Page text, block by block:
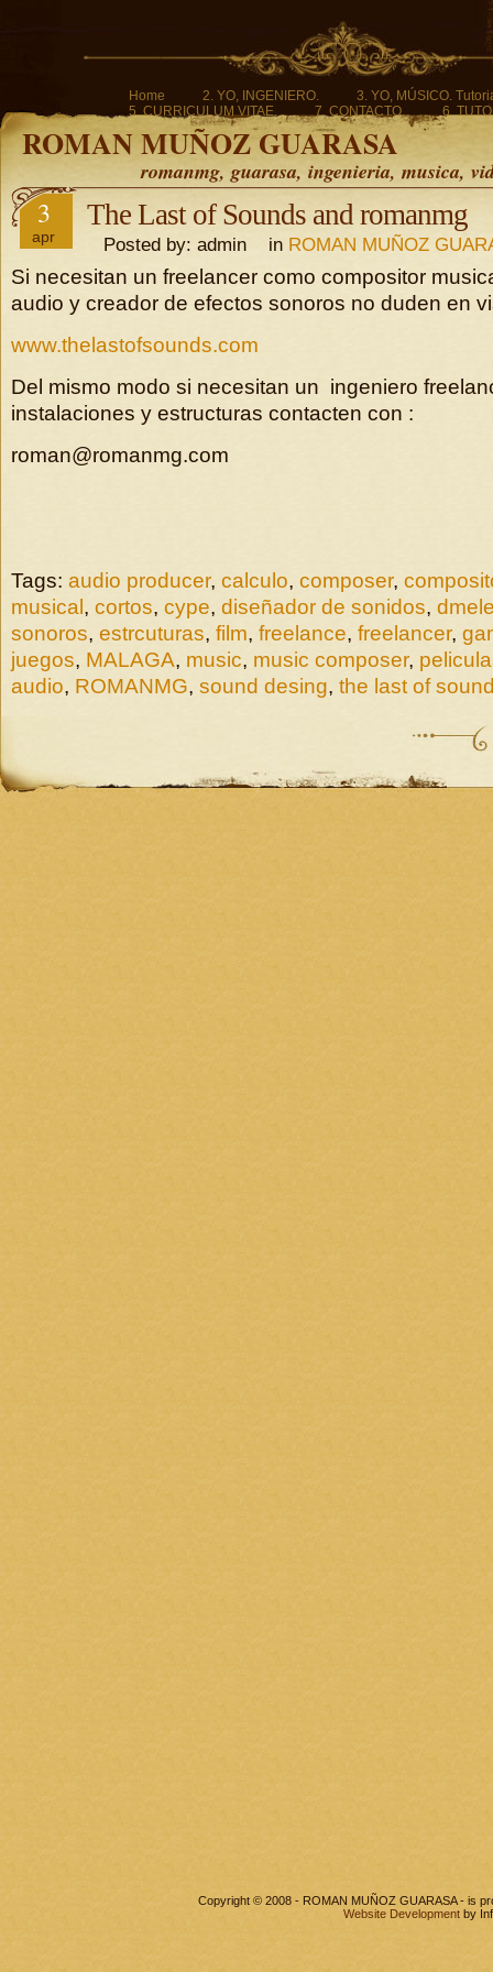
Home 2. YO, INGENIERO.
3. YO, MÚSICO.
5. CURRICULUM VITAE.
7. CONTACTO. 6.
ROMAN MUÑOZ GUARASA
romanmg, guarasa, ingenieria, musica,
3
apr
The Last of Sounds and romanmg
Posted by: admin in ROMAN MUÑOZ
Si necesitan un freelancer como compositor
audio y creador de efectos sonoros no duden en
www.thelastofsounds.com
Del mismo modo si necesitan un ingeniero
instalaciones y estructuras contacten con :
roman@romanmg.com
Tags: audio producer, calculo, composer,
musical , cortos, cype, diseñador de sonidos,
sonoros, estrcuturas, film, freelance, freelancer,
juegos, MALAGA, music, music composer,
audio, ROMANMG, sound desing, the last of
Copyright © 2008 - ROMAN MUÑOZ GUARASA - is
Website Development by